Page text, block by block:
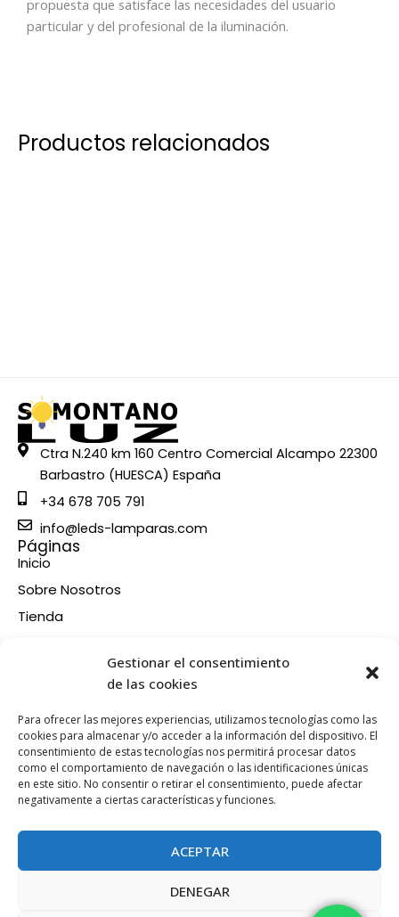
Gestionar el consentimiento
de las cookies
Para ofrecer las mejores experiencias, utilizamos tecnologías como las
cookies para almacenar y/o acceder a la información del dispositivo. El
consentimiento de estas tecnologías nos permitirá procesar datos
como el comportamiento de navegación o las identificaciones únicas
en este sitio. No consentir o retirar el consentimiento, puede afectar
negativamente a ciertas características y funciones.
ACEPTAR
DENEGAR
propuesta que satisface las necesidades del usuario
particular y del profesional de la iluminación.
Productos relacionados
Ctra N.240 km 160 Centro Comercial Alcampo 22300
Barbastro (HUESCA) España
+34 678 705 791
info@leds-lamparas.com
Páginas
Inicio
Sobre Nosotros
Tienda
Información
Condiciones de compra
Política de devoluciones y reembolsos
Política de cookies
Síganos en nuestras RRSS
a - i n
Esta web está financiada por la Unión Europea - Next